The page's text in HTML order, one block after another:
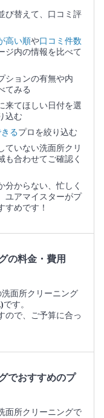
び替えて、口コミ評
高い順や口コミ件数
ジ内の情報を比べて
ションの有無や内
てみる
来てほしい日付を選
込む
るプロを絞り込む
ていない洗面所クリ
も合わせてご確認く
分からない、忙しく
ユアマイスターがプ
すめです！
の料金・費用
面所クリーニング
です。
ので、ご予算に合っ
でおすすめのプ
面所クリーニングで